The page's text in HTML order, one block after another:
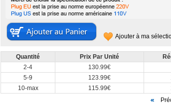
Ajouter à ma
Quantité Prix Par Unité
2-4
130.99€
5-9
123.99€
10-max
115.99€